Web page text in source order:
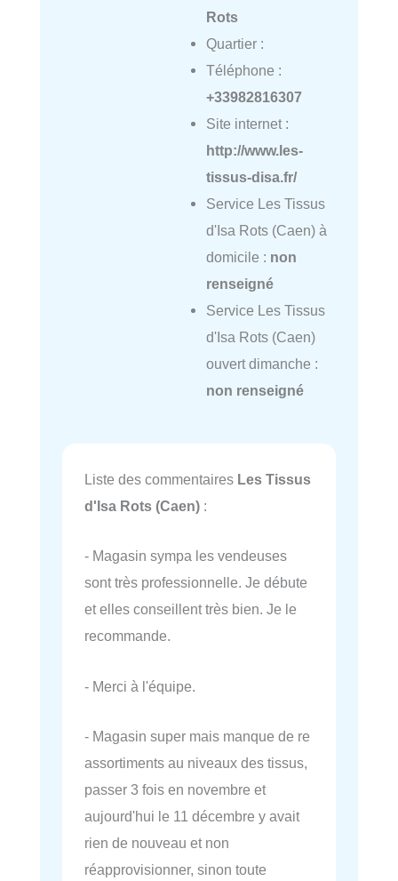
Rots
Quartier :
Téléphone :
+33982816307
Site internet :
http://www.les-
tissus-disa.fr/
Service Les Tissus
d'Isa Rots (Caen) à
domicile : non
renseigné
Service Les Tissus
d'Isa Rots (Caen)
ouvert dimanche :
non renseigné
Liste des commentaires Les Tissus
d'Isa Rots (Caen) :
- Magasin sympa les vendeuses
sont très professionnelle. Je débute
et elles conseillent très bien. Je le
recommande.
- Merci à l'équipe.
- Magasin super mais manque de re
assortiments au niveaux des tissus,
passer 3 fois en novembre et
aujourd'hui le 11 décembre y avait
rien de nouveau et non
réapprovisionner, sinon toute